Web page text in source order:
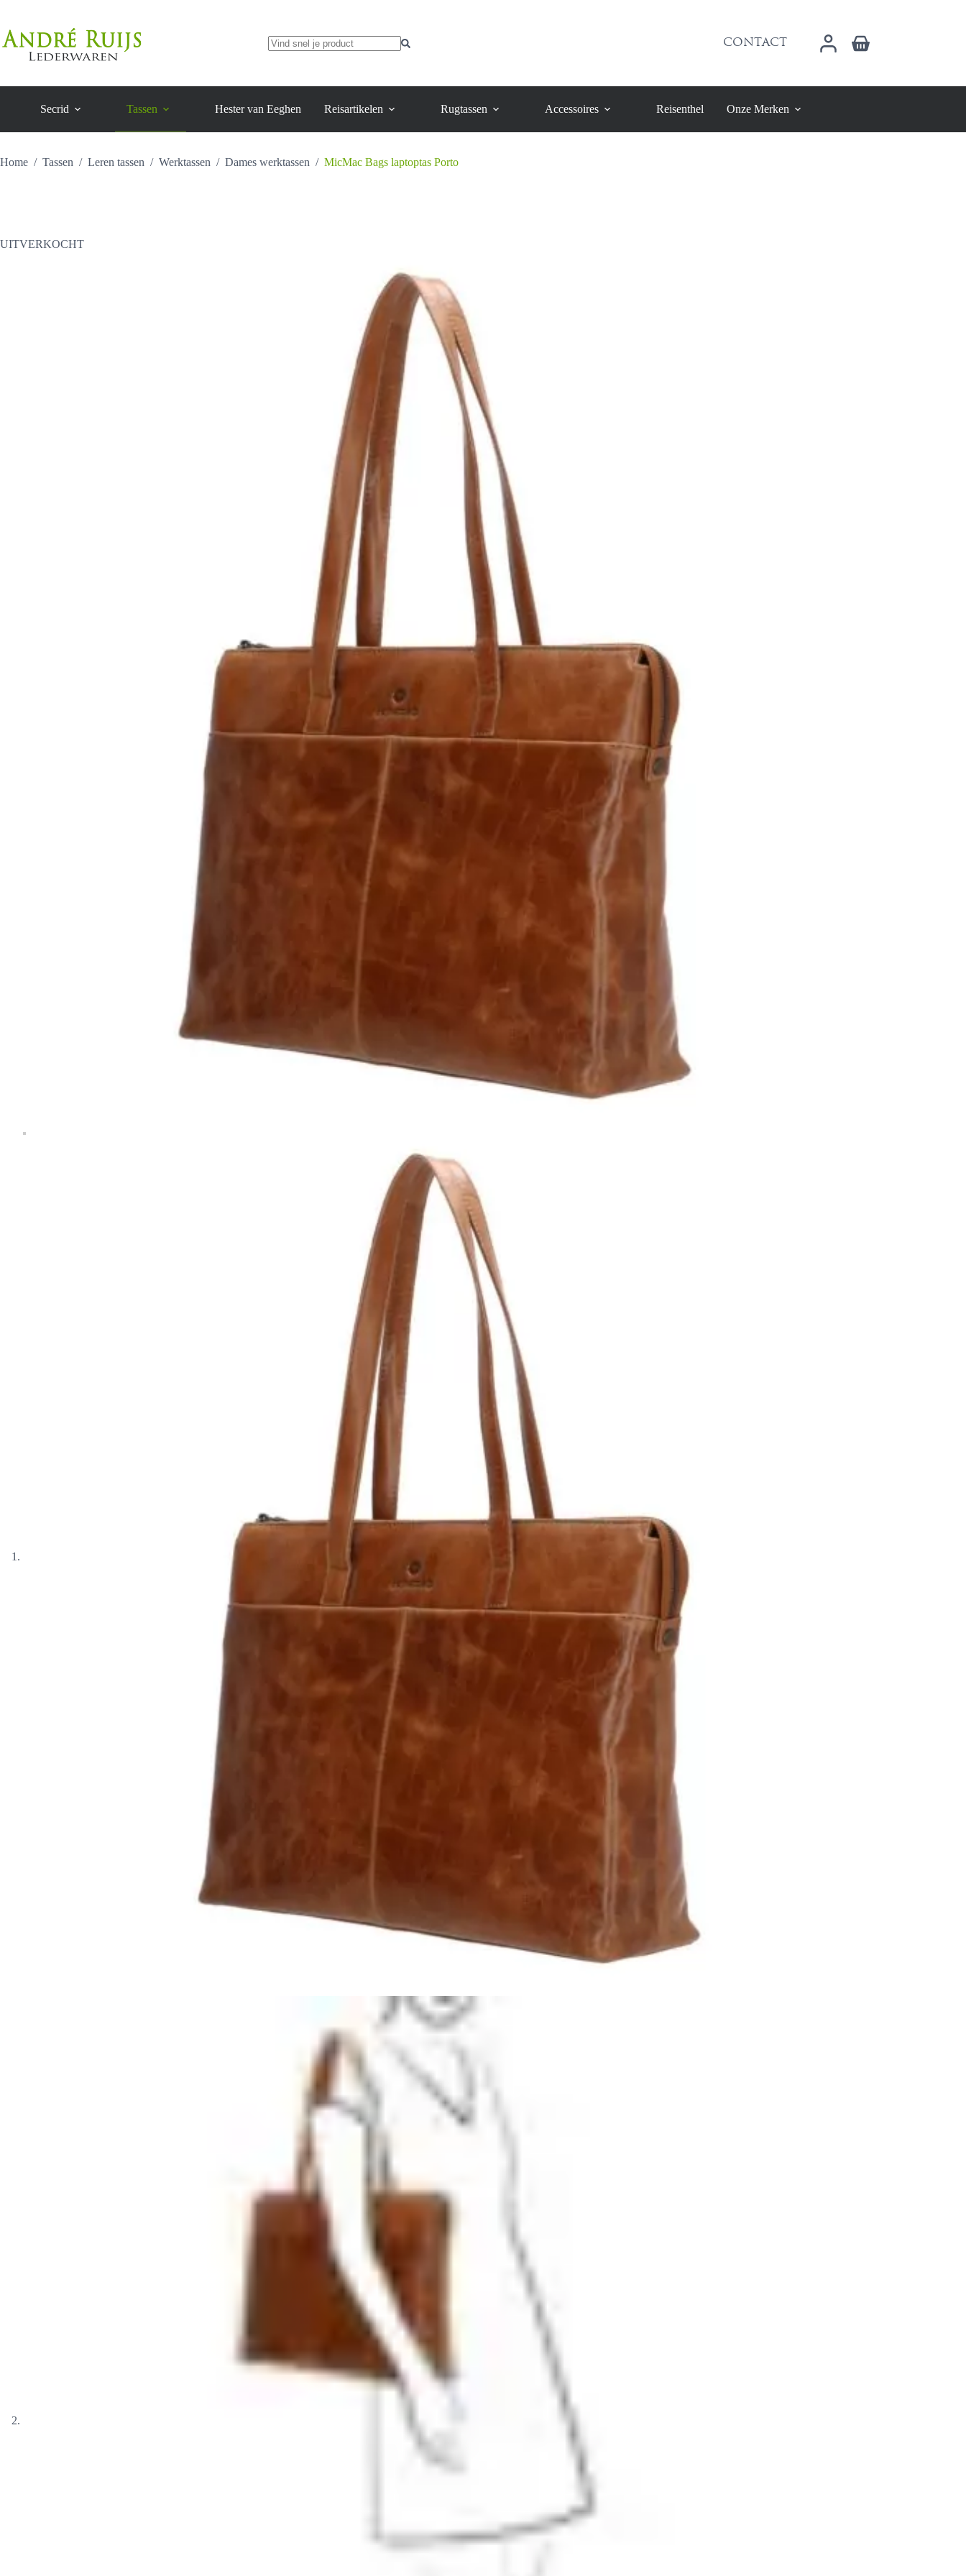
de
inhoud
CONTACT Winkelwagen
Secrid Tassen Hester van Eeghen Reisartikelen Rugtassen Accessoires Reisenthel Onze Merken
Home / Tassen / Leren tassen / Werktassen / Dames werktassen / MicMac Bags laptoptas Porto
UITVERKOCHT